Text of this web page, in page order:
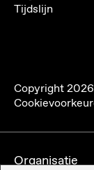
Tijdslijn
Copyright2026
Organisatie